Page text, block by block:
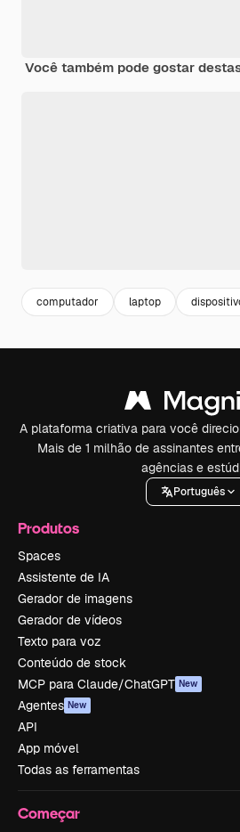
Você também pode gostar
computador laptop
A plataforma criativa para você
Mais de 1 milhão de assinantes
agências e
Português
Produtos
Spaces
Assistente de IA
Gerador de imagens
Gerador de vídeos
Texto para voz
Conteúdo de stock
MCP para Claude/ChatGPT New
Agentes New
API
App móvel
Todas as ferramentas
Começar